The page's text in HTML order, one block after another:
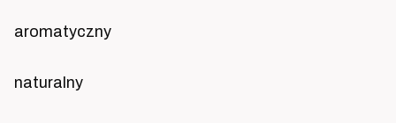
aromatyczny
naturalny